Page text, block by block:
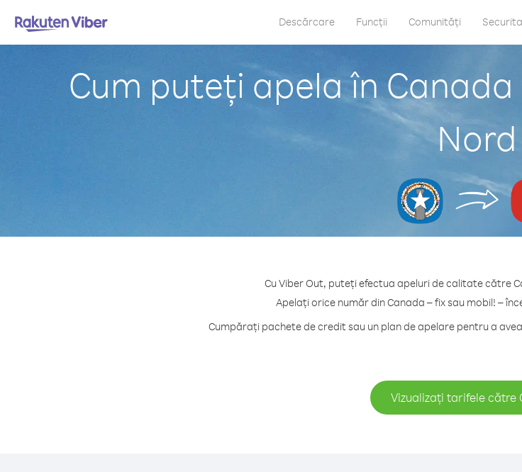
Descărcare Funcții Comunități
Cum puteți apela în
Nord
Cu Viber Out, puteți efectua apeluri de calitate către
Apelați orice număr din Canada – fix sau mobil! –
Cumpărați pachete de credit sau un plan de apelare pentru a
Vizualizați tarifele către